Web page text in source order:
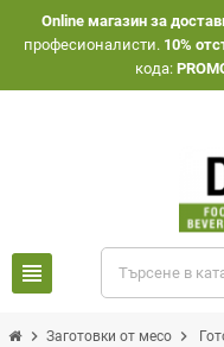
Оnline магазин за
професионалисти. 10%
кода:
view_headline
chevron_right Заготовки от месо chevron_right